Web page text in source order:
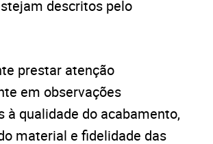
descritos pelo
prestar atenção
em observações
à qualidade do acabamento,
material e fidelidade das